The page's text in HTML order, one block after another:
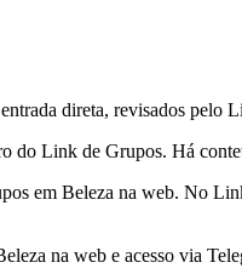
direta, revisados pelo
do Link de Grupos. Há
em Beleza na web. No
na web e acesso via